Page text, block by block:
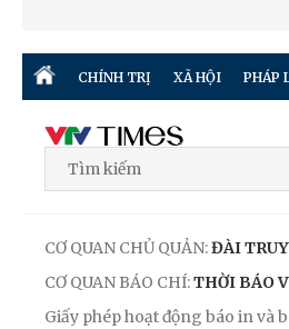
CHÍNH TRỊ XÃ HỘI PHÁP
CƠ QUAN CHỦ QUẢN:ĐÀI
CƠ QUAN BÁO CHÍ:THỜI BÁO
Giấy phép hoạt động báo in và